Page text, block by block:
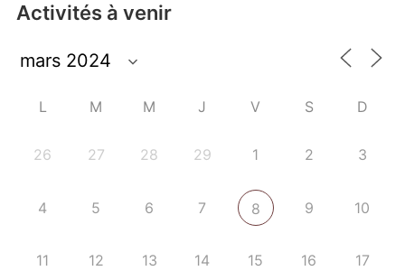
Activités à venir
L M M J V S D
26 27 28 29 1 2 3
4 5 6 7 8 9 10
11 12 13 14 15 16 17